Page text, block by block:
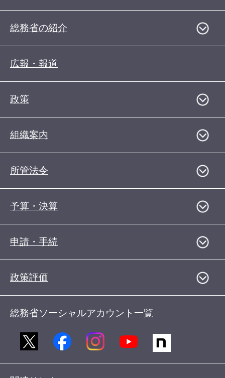
総務省の紹介
広報・報道
政策
組織案内
所管法令
予算・決算
申請・手続
政策評価
総務省ソーシャルアカウント一覧